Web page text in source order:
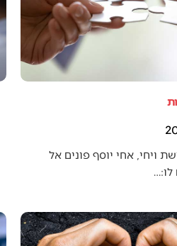
ויחי, אחי יוסף פונים אל
לו:…